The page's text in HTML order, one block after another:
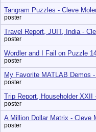
Tangram Puzzles - Cleve
poster
Travel Report, JUIT, India -
poster
Wordler and I Fail on Puzzle
poster
My Favorite MATLAB Demos
poster
Trip Report, Householder
poster
A Million Dollar Matrix - Cleve
poster